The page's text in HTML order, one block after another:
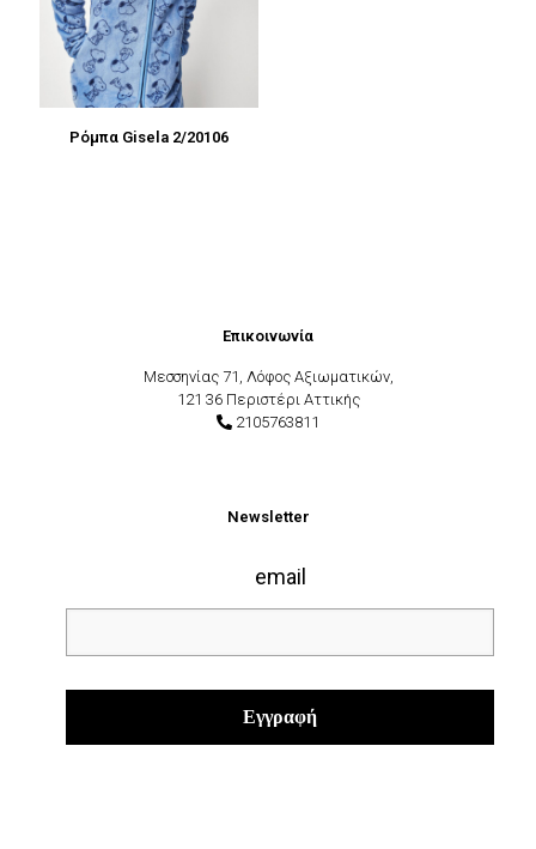
Ρόμπα Gisela 2/20106
Επικοινωνία
Μεσσηνίας 71, Λόφος Αξιωματικών,
121 36 Περιστέρι Αττικής
2105763811
Newsletter
email